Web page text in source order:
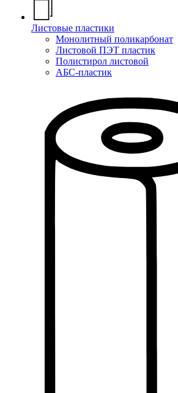
Листовые пластики
Монолитный поликарбонат
Листовой ПЭТ пластик
Полистирол листовой
АБС-пластик